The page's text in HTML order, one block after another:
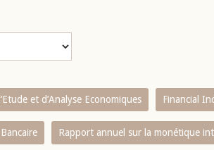
et d’Analyse Economiques Financial
Rapport annuel sur la monétique